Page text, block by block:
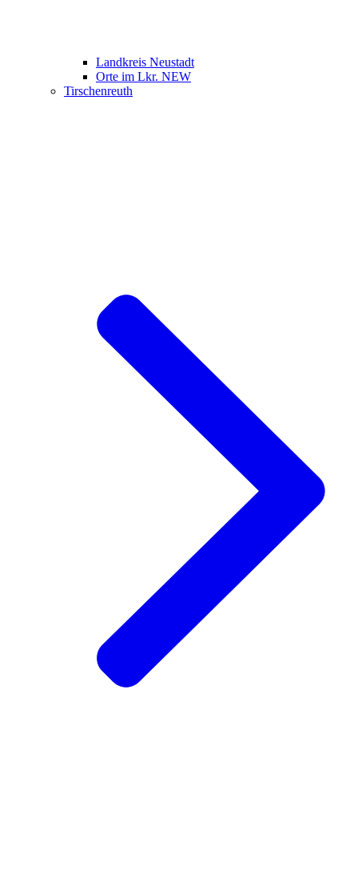
Landkreis Neustadt
Orte im Lkr. NEW
Tirschenreuth